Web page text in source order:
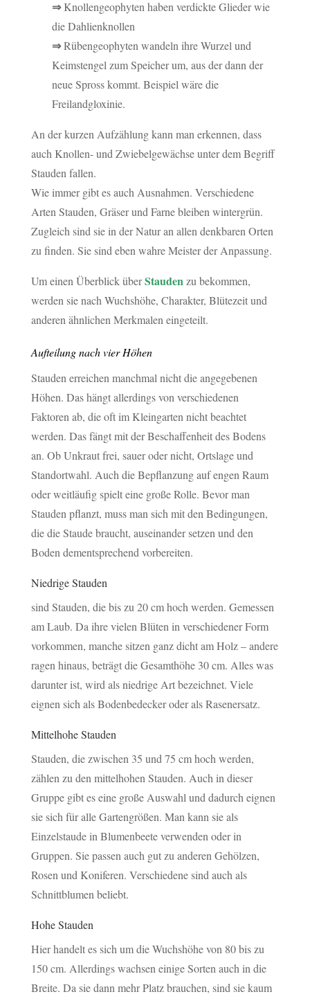
⇒Knollengeophyten haben verdickte Glieder wie
die Dahlienknollen
⇒Rübengeophyten wandeln ihre Wurzel und
Keimstengel zum Speicher um, aus der dann der
neue Spross kommt. Beispiel wäre die
Freilandgloxinie.
An der kurzen Aufzählung kann man erkennen, dass
auch Knollen- und Zwiebelgewächse unter dem Begriff
Stauden fallen.
Wie immer gibt es auch Ausnahmen. Verschiedene
Arten Stauden, Gräser und Farne bleiben wintergrün.
Zugleich sind sie in der Natur an allen denkbaren Orten
zu finden. Sie sind eben wahre Meister der Anpassung.
Um einen Überblick überStauden zu bekommen,
werden sie nach Wuchshöhe, Charakter, Blütezeit und
anderen ähnlichen Merkmalen eingeteilt.
Aufteilung nach vier Höhen
Stauden erreichen manchmal nicht die angegebenen
Höhen. Das hängt allerdings von verschiedenen
Faktoren ab, die oft im Kleingarten nicht beachtet
werden. Das fängt mit der Beschaffenheit des Bodens
an. Ob Unkraut frei, sauer oder nicht, Ortslage und
Standortwahl. Auch die Bepflanzung auf engen Raum
oder weitläufig spielt eine große Rolle. Bevor man
Stauden pflanzt, muss man sich mit den Bedingungen,
die die Staude braucht, auseinander setzen und den
Boden dementsprechend vorbereiten.
Niedrige Stauden
sind Stauden, die bis zu 20 cm hoch werden. Gemessen
am Laub. Da ihre vielen Blüten in verschiedener Form
vorkommen, manche sitzen ganz dicht am Holz – andere
ragen hinaus, beträgt die Gesamthöhe 30 cm. Alles was
darunter ist, wird als niedrige Art bezeichnet. Viele
eignen sich als Bodenbedecker oder als Rasenersatz.
Mittelhohe Stauden
Stauden, die zwischen 35 und 75 cm hoch werden,
zählen zu den mittelhohen Stauden. Auch in dieser
Gruppe gibt es eine große Auswahl und dadurch eignen
sie sich für alle Gartengrößen. Man kann sie als
Einzelstaude in Blumenbeete verwenden oder in
Gruppen. Sie passen auch gut zu anderen Gehölzen,
Rosen und Koniferen. Verschiedene sind auch als
Schnittblumen beliebt.
Hohe Stauden
Hier handelt es sich um die Wuchshöhe von 80 bis zu
150 cm. Allerdings wachsen einige Sorten auch in die
Breite. Da sie dann mehr Platz brauchen, sind sie kaum